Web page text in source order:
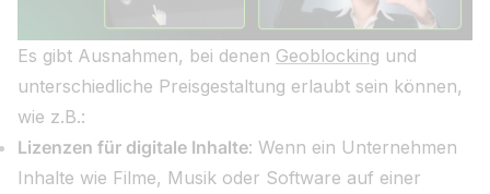
Es gibt Ausnahmen, bei denen Geoblocking und
unterschiedliche Preisgestaltung erlaubt sein können,
wie z.B.:
Lizenzen für digitale Inhalte: Wenn ein Unternehmen
Inhalte wie Filme, Musik oder Software auf einer